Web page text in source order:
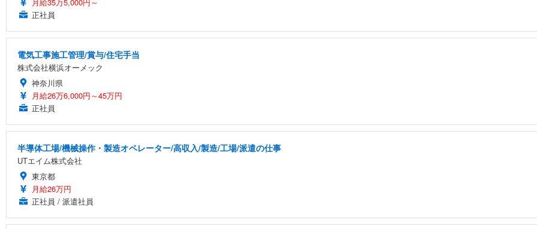
正社員
電気工事施工管理/賞与/住宅手当
株式会社横浜オーメック
神奈川県
月給26万6,000円～45万円
正社員
半導体工場/機械操作・製造オペレーター/高収入/製造/工場/派遣の仕事
UTエイム株式会社
東京都
月給26万円
正社員 / 派遣社員